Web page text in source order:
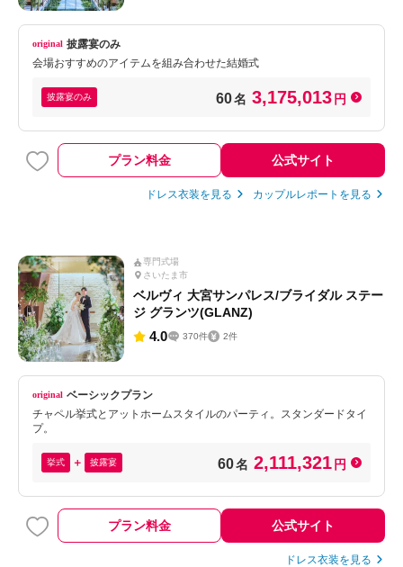
披露宴のみ
会場おすすめのアイテムを組み合わせた結婚式
披露宴のみ 60名 3,175,013 円
プラン料金 公式サイト
ドレス衣装を見る カップルレポートを見る
専門式場
さいたま市
ベルヴィ 大宮サンパレス/ブライダル ステー
ジ グランツ(GLANZ)
4.0 370件 2件
ベーシックプラン
チャペル挙式とアットホームスタイルのパーティ。スタンダードタイ
プ。
挙式 披露宴 60名 2,111,321 円
プラン料金 公式サイト
ドレス衣装を見る